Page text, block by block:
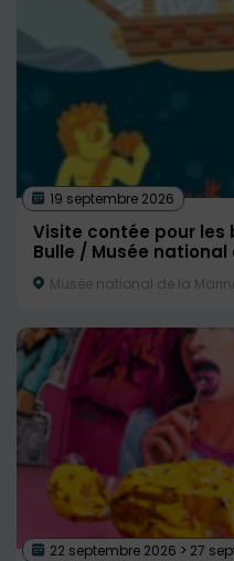
19 septembre 2026
Visite contée pour les
Bulle / Musée national
Musée national de la
22 septembre 2026 > 27